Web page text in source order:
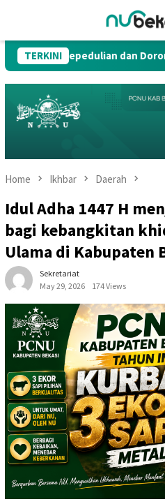
Menu
TERKINI
Kepedulian dan Dorong Solusi
Home Ikhbar Daerah
Idul Adha 1447 H
bagi kebangkitan
Ulama di Kabupaten
Sekretariat
May 29, 2026
174 Views